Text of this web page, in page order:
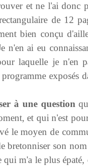
et ne l'ai donc
de 12
bien conçu
n'en ai eu
laquelle je n'en
exposés
à une question
et qui n'est
le moyen de
bretonniser son
m'a le plus épaté,